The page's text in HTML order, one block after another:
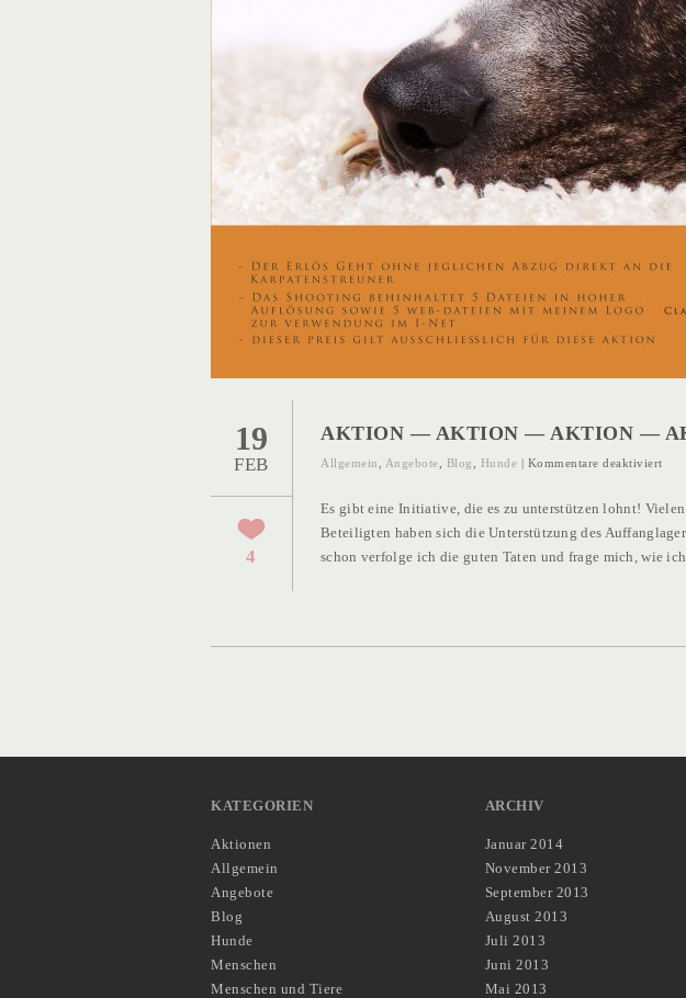
19
FEB
4
AKTION — AKTION — AKTION —
Allgemein Angebote Blog Hunde | Kommentare deaktiviertfür
—
—
Es gibt eine Initiative, die es zu unterstützen lohnt!
Beteiligten haben sich die Unterstützung des
schon verfolge ich die guten Taten und frage mich, wie
KATEGORIEN
Aktionen
Allgemein
Angebote
Blog
Hunde
Menschen
Menschen und Tiere
ARCHIV
Januar 2014
November 2013
September 2013
August 2013
Juli 2013
Juni 2013
Mai 2013